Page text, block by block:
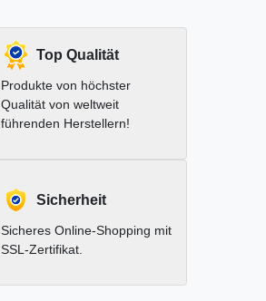
Top Qualität
Produkte von höchster
Qualität von weltweit
führenden Herstellern!
Sicherheit
Sicheres Online-Shopping mit
SSL-Zertifikat.